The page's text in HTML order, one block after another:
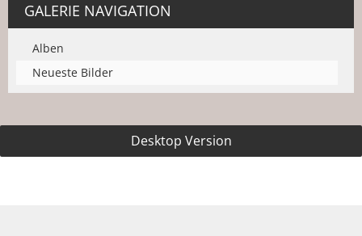
GALERIE NAVIGATION
Alben
Neueste Bilder
Desktop Version